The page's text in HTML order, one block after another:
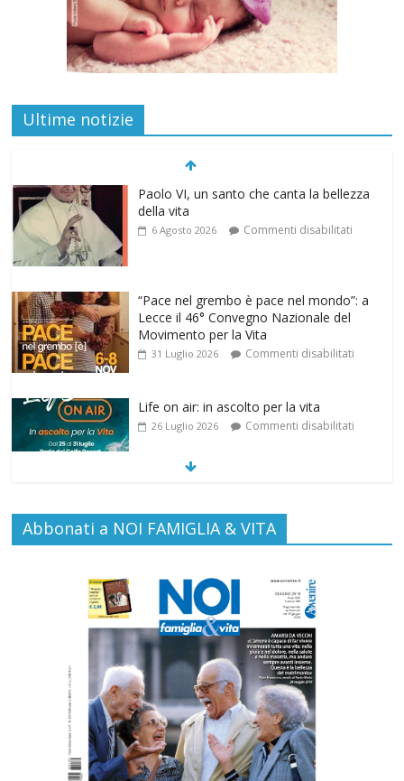
Ultime notizie
“Pace nel grembo è pace nel mondo”: a
Lecce il 46° Convegno Nazionale del
Movimento per la Vita
Life on air: in ascolto per la vita
26 Luglio 2026 Commenti disabilitati
SAMARITANI 2.0: la risposta di Federvita
Emilia Romagna al suicidio assistito per
25 Luglio 2026
Gino Soldera nominato Membro della
“Hall of Honor Prenatal Sciences 2026”
16 Luglio 2026 Commenti disabilitati
Carlo Casini, “giusto” perché testimone
della carità sociale
7 Agosto 2026 Commenti disabilitati
Paolo VI, un santo che canta la bellezza
della vita
6 Agosto 2026 Commenti disabilitati
Abbonati a NOI FAMIGLIA & VITA